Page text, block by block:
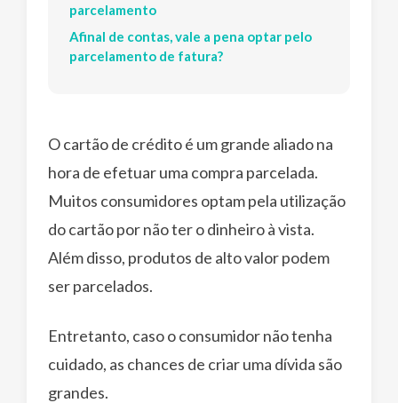
parcelamento
Afinal de contas, vale a pena optar pelo
parcelamento de fatura?
O cartão de crédito é um grande aliado na
hora de efetuar uma compra parcelada.
Muitos consumidores optam pela utilização
do cartão por não ter o dinheiro à vista.
Além disso, produtos de alto valor podem
ser parcelados.
Entretanto, caso o consumidor não tenha
cuidado, as chances de criar uma dívida são
grandes.